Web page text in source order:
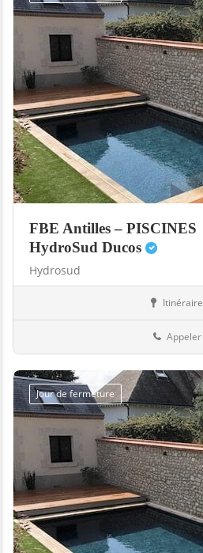
FBE Antilles – PISCINES
HydroSud Ducos
Hydrosud
Itinéraire
Appeler
Jour de fermeture